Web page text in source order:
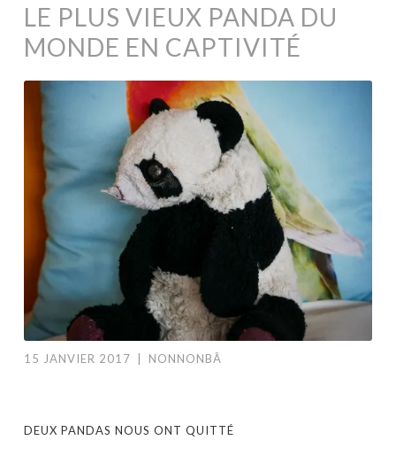
LE PLUS VIEUX PANDA DU
MONDE EN CAPTIVITÉ
15 JANVIER 2017 NONNONBÂ
DEUX PANDAS NOUS ONT QUITTÉ